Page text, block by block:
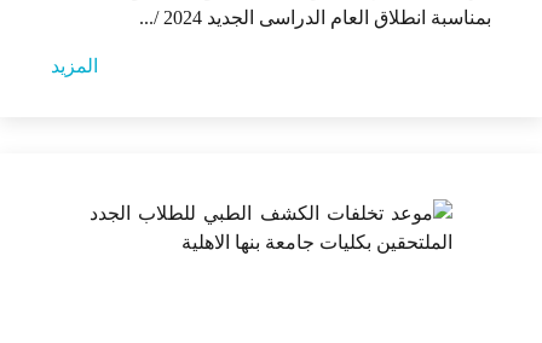
بمناسبة انطلاق العام الدراسى الجديد 2024 /...
المزيد